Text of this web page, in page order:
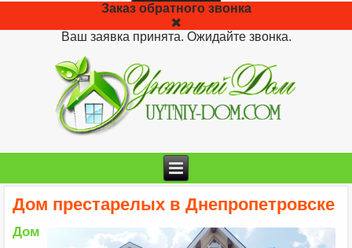
Заказ обратного звонка
Ваш заявка принята. Ожидайте звонка.
Дом престарелых в Днепропетровске
Дом